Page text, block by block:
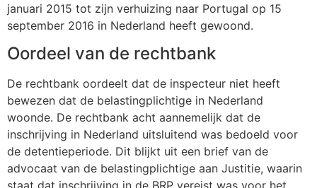
januari 2015 tot zijn verhuizing naar Portugal op 15
september 2016 in Nederland heeft gewoond.
Oordeel van de rechtbank
De rechtbank oordeelt dat de inspecteur niet heeft
bewezen dat de belastingplichtige in Nederland
woonde. De rechtbank acht aannemelijk dat de
inschrijving in Nederland uitsluitend was bedoeld voor
de detentieperiode. Dit blijkt uit een brief van de
advocaat van de belastingplichtige aan Justitie, waarin